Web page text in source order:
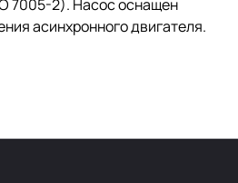
7005-2). Насос оснащен
асинхронного двигателя.